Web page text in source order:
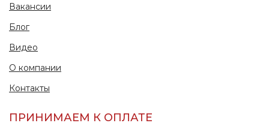
Вакансии
Блог
Видео
О компании
Контакты
ПРИНИМАЕМ К ОПЛАТЕ